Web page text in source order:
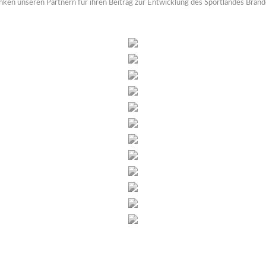
unseren Partnern für ihren Beitrag zur Entwicklung des Sportlandes